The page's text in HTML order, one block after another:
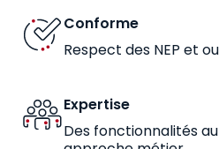
Conforme
Respect des NEP et
Expertise
Des fonctionnalités